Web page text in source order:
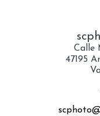
Calle
47195